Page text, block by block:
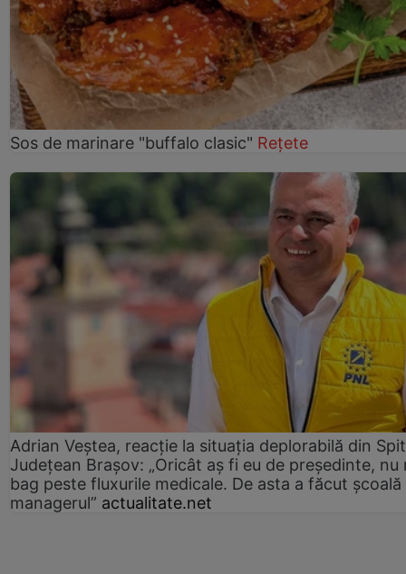
Sos de marinare "buffalo clasic" Rețete
Adrian Veștea, reacție la situația deplorabilă din
Județean Brașov: „Oricât aș fi eu de președinte, nu
bag peste fluxurile medicale. De asta a făcut școală
managerul” actualitate.net